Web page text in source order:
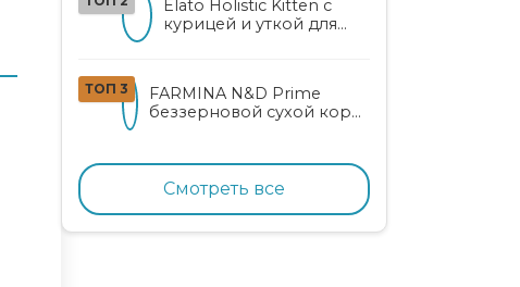
Elato Holistic Kitten с
курицей и уткой для
ТОП 3
FARMINA N&D Prime
беззерновой сухой корм
курицей и гранатом
Смотреть все